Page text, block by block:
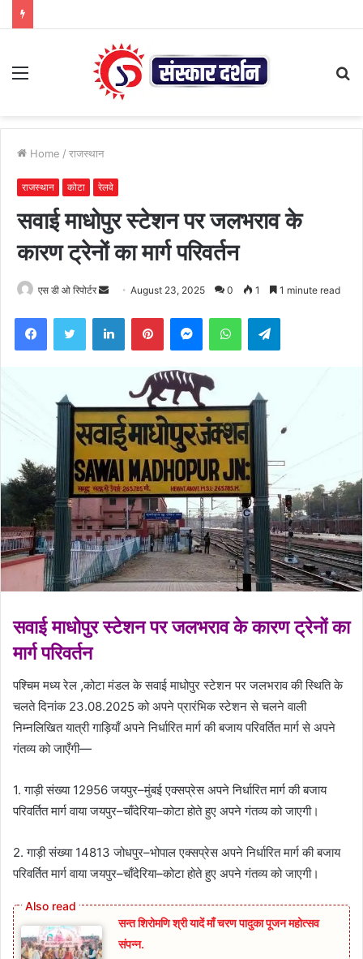
Menu
Home / राजस्थान
राजस्थान कोटा रेलवे
सवाई माधोपुर स्टेशन पर जलभराव के
कारण ट्रेनों का मार्ग परिवर्तन
एस डी ओ रिपोर्टर
Send August 23, 2025 0 1 1 minute read
FacebookTwitter LinkedInPinterestMessengerWhatsAppTelegram
सवाई माधोपुर स्टेशन पर जलभराव के कारण ट्रेनों का
मार्ग परिवर्तन
पश्चिम मध्य रेल ,कोटा मंडल के सवाई माधोपुर स्टेशन पर जलभराव की स्थिति के
चलते दिनांक 23.08.2025 को अपने प्रारंभिक स्टेशन से चलने वाली
निम्नलिखित यात्री गाड़ियाँ अपने निर्धारित मार्ग की बजाय परिवर्तित मार्ग से अपने
गंतव्य को जाएँगी—
1. गाड़ी संख्या 12956 जयपुर–मुंबई एक्सप्रेस अपने निर्धारित मार्ग की बजाय
परिवर्तित मार्ग वाया जयपुर–चाँदेरिया–कोटा होते हुए अपने गंतव्य को जाएगी।
2. गाड़ी संख्या 14813 जोधपुर–भोपाल एक्सप्रेस अपने निर्धारित मार्ग की बजाय
परिवर्तित मार्ग वाया जयपुर–चाँदेरिया–कोटा होते हुए अपने गंतव्य को जाएगी।
सन्त शिरोमणि श्री यादें माँ चरण पादुका पूजन महोत्सव
संपन्न.